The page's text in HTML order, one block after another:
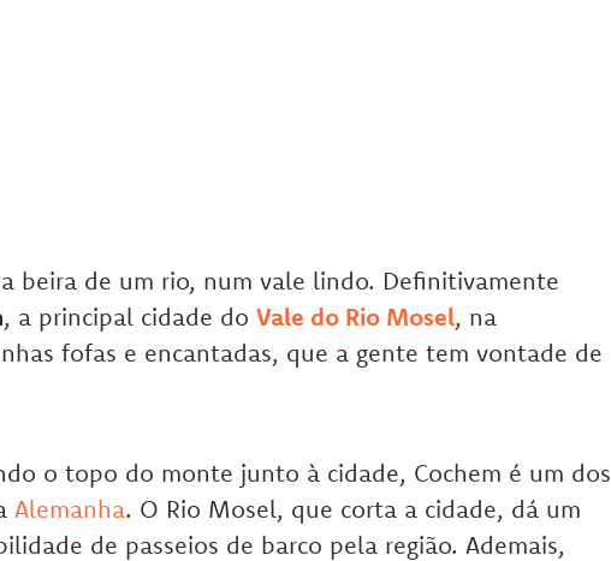
beira de um rio, num vale lindo. Definitivamente
, a principal cidade do Vale do Rio Mosel, na
fofas e encantadas, que a gente tem vontade de
o topo do monte junto à cidade, Cochem é um dos
Alemanha. O Rio Mosel, que corta a cidade, dá um
de passeios de barco pela região. Ademais,